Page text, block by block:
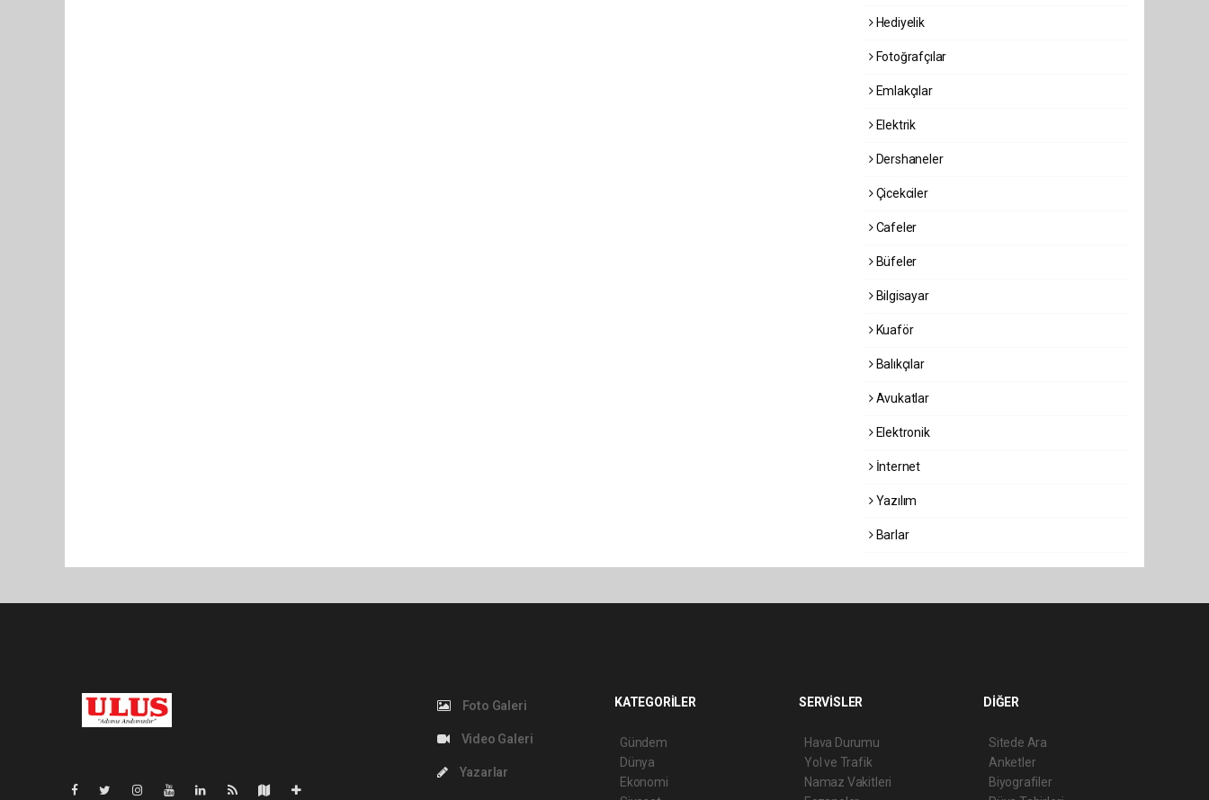
Hediyelik
Fotoğrafçılar
Emlakçılar
Elektrik
Dershaneler
Çicekciler
Cafeler
Büfeler
Bilgisayar
Kuaför
Balıkçılar
Avukatlar
Elektronik
İnternet
Yazılım
Barlar
Foto Galeri
Video Galeri
Yazarlar
KATEGORİLER
Gündem
Dünya
Ekonomi
SERVİSLER
Hava Durumu
Yol ve Trafik
Namaz Vakitleri
DİĞER
Sitede Ara
Anketler
Biyografiler